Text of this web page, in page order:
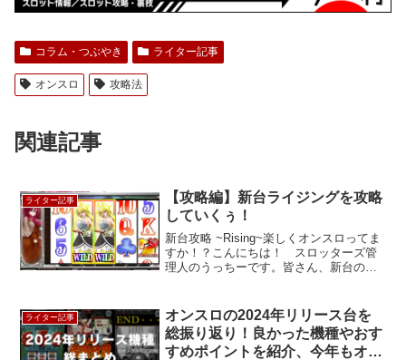
コラム・つぶやき ライター記事
オンスロ 攻略法
関連記事
ライター記事
【攻略編】新台ライジングを攻略
していくぅ！
新台攻略 ~Rising~楽しくオンスロってま
すか！？こんにちは！ スロッターズ管
理人のうっちーです。皆さん、新台のラ
がプレイ可能になり、どのサイトも新台
強化で賑わっ...
ライター記事
オンスロの2024年リリース台を
総振り返り！良かった機種やおす
すめポイントを紹介、今年もオン